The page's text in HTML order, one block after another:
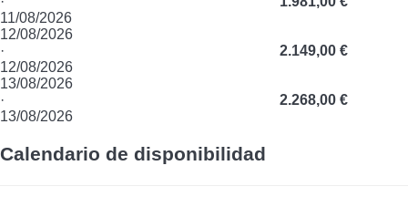
11/08/2026
12/08/2026
·
12/08/2026
2.149,00 €
13/08/2026
·
13/08/2026
2.268,00 €
Calendario de disponibilidad